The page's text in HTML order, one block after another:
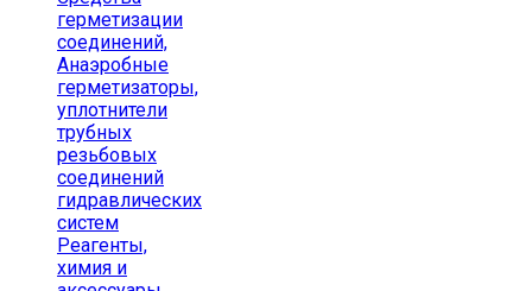
герметизации
соединений,
Анаэробные
герметизаторы,
уплотнители
трубных
резьбовых
соединений
гидравлических
систем
Реагенты,
химия и